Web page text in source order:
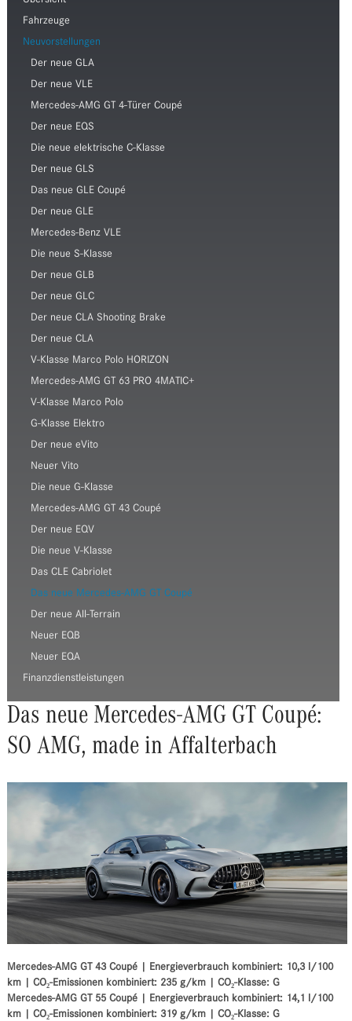
Fahrzeuge
Neuvorstellungen
Der neue GLA
Der neue VLE
Mercedes-AMG GT 4-Türer Coupé
Der neue EQS
Die neue elektrische C-Klasse
Der neue GLS
Das neue GLE Coupé
Der neue GLE
Mercedes-Benz VLE
Die neue S-Klasse
Der neue GLB
Der neue GLC
Der neue CLA Shooting Brake
Der neue CLA
V-Klasse Marco Polo HORIZON
Mercedes-AMG GT 63 PRO 4MATIC+
V-Klasse Marco Polo
G-Klasse Elektro
Der neue eVito
Neuer Vito
Die neue G-Klasse
Mercedes-AMG GT 43 Coupé
Der neue EQV
Die neue V-Klasse
Das CLE Cabriolet
Das neue Mercedes-AMG GT Coupé
Der neue All-Terrain
Neuer EQB
Neuer EQA
Finanzdienstleistungen
Das neue Mercedes-AMG GT Coupé:
SO AMG, made in Affalterbach
Mercedes-AMG GT 43 Coupé | Energieverbrauch kombiniert: 10,3 l/100
km | CO₂-Emissionen kombiniert: 235 g/km | CO₂-Klasse: G
Mercedes-AMG GT 55 Coupé | Energieverbrauch kombiniert: 14,1 l/100
km | CO₂-Emissionen kombiniert: 319 g/km | CO₂-Klasse: G